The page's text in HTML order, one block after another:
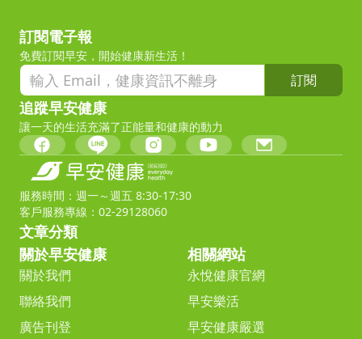
訂閱電子報
免費訂閱早安，開始健康新生活！
訂閱
追蹤早安健康
讓一天的生活充滿了正能量和健康的動力
服務時間：週一～週五 8:30-17:30
客戶服務專線：02-29128060
文章分類
關於早安健康
關於我們
聯絡我們
廣告刊登
相關網站
永悅健康官網
早安樂活
早安健康嚴選